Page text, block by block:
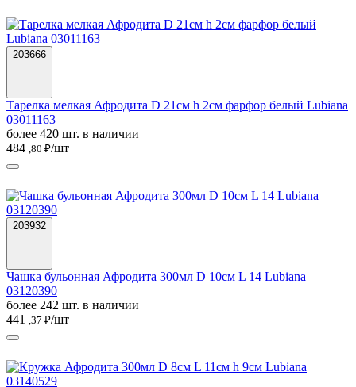
203666
Тарелка мелкая Афродита D 21см h 2см фарфор белый Lubiana
03011163
более 420 шт. в наличии
484 ,80 ₽/шт
203932
Чашка бульонная Афродита 300мл D 10см L 14 Lubiana
03120390
более 242 шт. в наличии
441
,37 ₽/шт